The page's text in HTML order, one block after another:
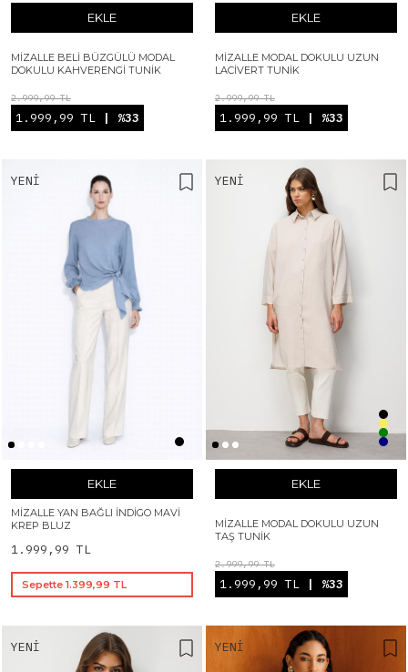
EKLE
MIZALLE BELI BÜZGÜLÜ MODAL
DOKULU KAHVERENGI TUNIK
2.999,99 TL
1.999,99 TL | %33
EKLE
MIZALLE MODAL DOKULU UZUN
LACIVERT TUNIK
2.999,99 TL
1.999,99 TL | %33
YENI
EKLE
MIZALLE YAN BAĞLI İNDIGO MAVI
KREP BLUZ
1.999,99 TL
Sepette 1.399,99 TL
YENI
EKLE
MIZALLE MODAL DOKULU UZUN
TAŞ TUNIK
2.999,99 TL
1.999,99 TL | %33
YENI YENI